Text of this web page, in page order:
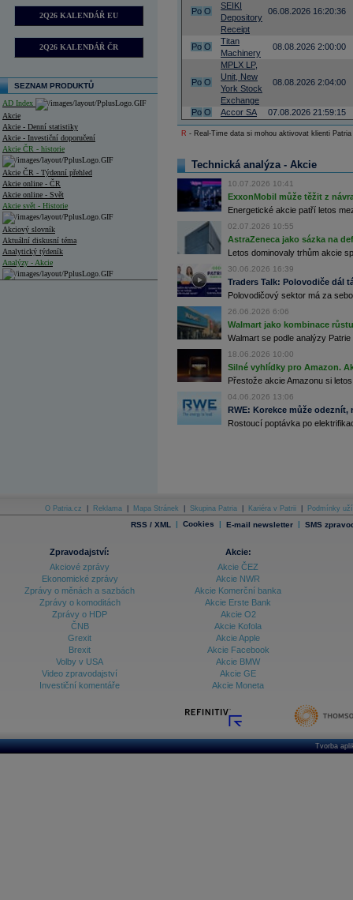
2Q26 KALENDÁŘ EU
2Q26 KALENDÁŘ ČR
SEZNAM PRODUKTŮ
AD Index
Akcie
Akcie - Denní statistiky
Akcie - Investiční doporučení
Akcie ČR - historie
Akcie ČR - Týdenní přehled
Akcie online - ČR
Akcie online - Svět
Akcie svět - Historie
Akciový slovník
Aktuální diskusní téma
Analytický týdeník
Analýzy - Akcie
Archiv - Měsíční makroekonomické přehledy
Archiv - Vývoj české koruny
Archiv analýz - Makroukazatele
Ceny průmyslových výrobců - Data a prognózy
Ceny průmyslových výrobců - Graf (ČR)
Ceny průmyslových výrobců - Kalendář (ČR)
Ceny průmyslových výrobců - Zpravodajství
Databanka - Ceny
Po O
SEIKI
Depository
Receipt
06.08.2026 16:20:36
Po O
Titan
Machinery
08.08.2026 2:00:00
Po O
MPLX LP,
Unit, New
York Stock
Exchange
08.08.2026 2:04:00
Po O Accor SA 07.08.2026 21:59:15
R - Real-Time data si mohou aktivovat klienti
Technická analýza - Akcie
10.07.2026 10:41
ExxonMobil může těžit z
Energetické akcie patří letos
02.07.2026 10:55
AstraZeneca jako sázka na
Letos dominovaly trhům akcie
30.06.2026 16:39
Traders Talk: Polovodiče dál
Polovodičový sektor má za
26.06.2026 6:06
Walmart jako kombinace
Walmart se podle analýzy
18.06.2026 10:00
Silné vyhlídky pro Amazon.
Přestože akcie Amazonu si
04.06.2026 13:06
RWE: Korekce může
Rostoucí poptávka po
O Patria.cz Reklama Mapa Stránek Skupina Patria Kariéra v Patrii Podmínky
RSS / XML | Cookies | E-mail newsletter | SMS
Zpravodajství:
Akciové zprávy
Ekonomické zprávy
Zprávy o měnách a sazbách
Zprávy o komoditách
Zprávy o HDP
ČNB
Grexit
Brexit
Volby v USA
Video zpravodajství
Investiční komentáře
Akcie:
Akcie ČEZ
Akcie NWR
Akcie Komerční banka
Akcie Erste Bank
Akcie O2
Akcie Kofola
Akcie Apple
Akcie Facebook
Akcie BMW
Akcie GE
Akcie Moneta
Tvorba